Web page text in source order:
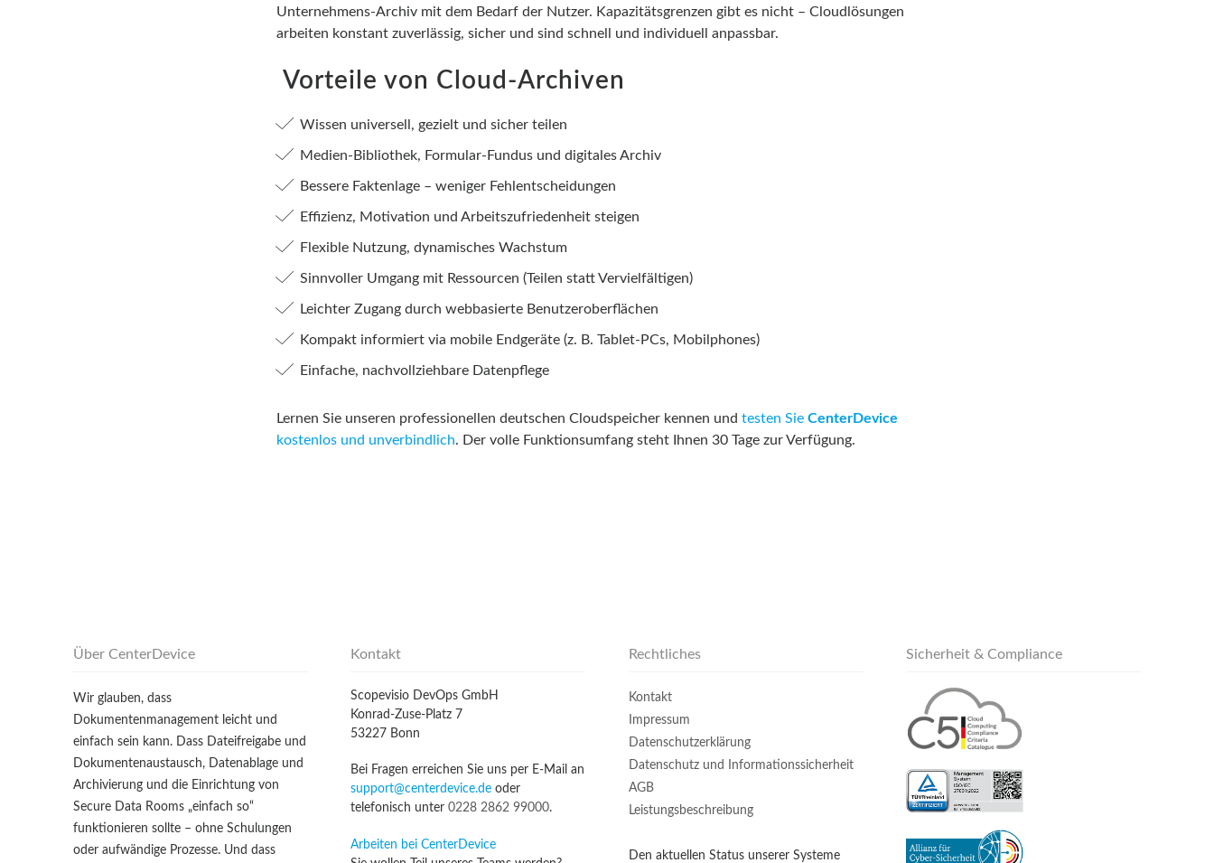
Unternehmens-Archiv mit dem Bedarf der Nutzer. Kapazitätsgrenzen gibt es nicht – Cloudlösungen
arbeiten konstant zuverlässig, sicher und sind schnell und individuell anpassbar.
Vorteile von Cloud-Archiven
Wissen universell, gezielt und sicher teilen
Medien-Bibliothek, Formular-Fundus und digitales Archiv
Bessere Faktenlage – weniger Fehlentscheidungen
Effizienz, Motivation und Arbeitszufriedenheit steigen
Flexible Nutzung, dynamisches Wachstum
Sinnvoller Umgang mit Ressourcen (Teilen statt Vervielfältigen)
Leichter Zugang durch webbasierte Benutzeroberflächen
Kompakt informiert via mobile Endgeräte (z. B. Tablet-PCs, Mobilphones)
Einfache, nachvollziehbare Datenpflege
Lernen Sie unseren professionellen deutschen Cloudspeicher kennen und testen Sie CenterDevice
kostenlos und unverbindlich. Der volle Funktionsumfang steht Ihnen 30 Tage zur Verfügung.
Über CenterDevice
Wir glauben, dass
Dokumentenmanagement leicht und
einfach sein kann. Dass Dateifreigabe und
Dokumentenaustausch, Datenablage und
Archivierung und die Einrichtung von
Secure Data Rooms „einfach so“
funktionieren sollte – ohne Schulungen
oder aufwändige Prozesse. Und dass
Kontakt
Scopevisio DevOps GmbH
Konrad-Zuse-Platz 7
53227 Bonn
Bei Fragen erreichen Sie uns per E-Mail an
support@centerdevice.de oder
telefonisch unter0228 2862 99000.
Arbeiten bei CenterDevice
Rechtliches
Kontakt
Impressum
Datenschutzerklärung
Datenschutz und Informationssicherheit
AGB
Leistungsbeschreibung
Den aktuellen Status unserer Systeme
Sicherheit & Compliance